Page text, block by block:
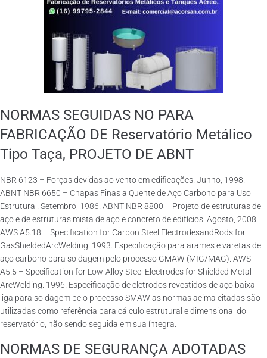
NORMAS SEGUIDAS NO PARA
FABRICAÇÃO DE Reservatório Metálico
Tipo Taça, PROJETO DE ABNT
NBR 6123 – Forças devidas ao vento em edificações. Junho, 1998.
ABNT NBR 6650 – Chapas Finas a Quente de Aço Carbono para Uso
Estrutural. Setembro, 1986. ABNT NBR 8800 – Projeto de estruturas de
aço e de estruturas mista de aço e concreto de edifícios. Agosto, 2008.
AWS A5.18 – Specification for Carbon Steel ElectrodesandRods for
GasShieldedArcWelding. 1993. Especificação para arames e varetas de
aço carbono para soldagem pelo processo GMAW (MIG/MAG). AWS
A5.5 – Specification for Low-Alloy Steel Electrodes for Shielded Metal
ArcWelding. 1996. Especificação de eletrodos revestidos de aço baixa
liga para soldagem pelo processo SMAW as normas acima citadas são
utilizadas como referência para cálculo estrutural e dimensional do
reservatório, não sendo seguida em sua íntegra.
NORMAS DE SEGURANÇA ADOTADAS